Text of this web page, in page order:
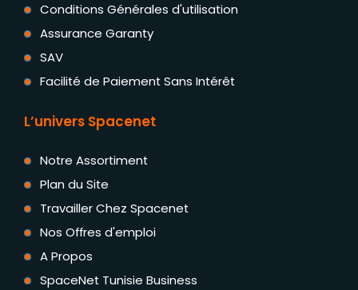
Conditions Générales d'utilisation
Assurance Garanty
SAV
Facilité de Paiement Sans Intérêt
L’univers Spacenet
Notre Assortiment
Plan du Site
Travailler Chez Spacenet
Nos Offres d'emploi
A Propos
SpaceNet Tunisie Business